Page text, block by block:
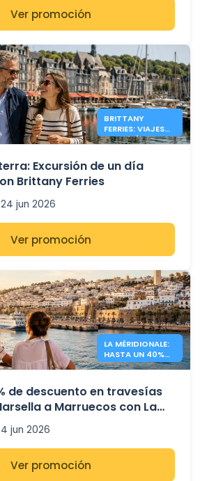
Ver promoción
BRITTANY
FERRIES: VIAJES
DE UN DÍA A
DESDE 41€
Excursión de un día
Brittany Ferries
24 jun 2026
Ver promoción
LA MÉRIDIONALE:
HASTA UN 40%
DE DESCUENTO A
de descuento en travesías
a Marruecos con La
4 jun 2026
Ver promoción